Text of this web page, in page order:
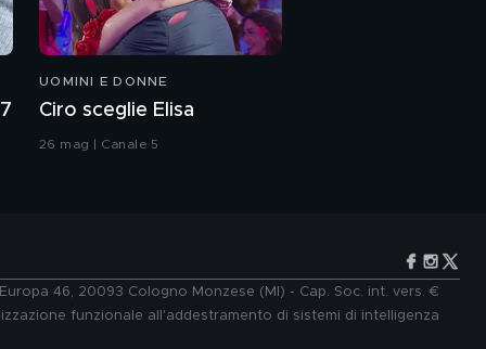
Serena Rossi e l'amore
per la nonna Concetta
Serena Rossi: "Il dolore
UOMINI E DONNE
Ciro sceglie Elisa
26 mag | Canale 5
46, 20093 Cologno Monzese (MI) - Cap. Soc. int. vers. €
funzionale all'addestramento di sistemi di intelligenza